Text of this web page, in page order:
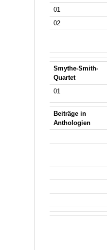
01
02
Smythe-Smith-
Quartet
01
Beiträge in
Anthologien